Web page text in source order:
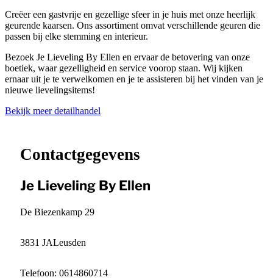
Creëer een gastvrije en gezellige sfeer in je huis met onze heerlijk
geurende kaarsen. Ons assortiment omvat verschillende geuren die
passen bij elke stemming en interieur.
Bezoek Je Lieveling By Ellen en ervaar de betovering van onze
boetiek, waar gezelligheid en service voorop staan. Wij kijken
ernaar uit je te verwelkomen en je te assisteren bij het vinden van je
nieuwe lievelingsitems!
Bekijk meer detailhandel
−
Leaflet
Contactgegevens
Je Lieveling By Ellen
De Biezenkamp 29
3831 JALeusden
Telefoon: 0614860714